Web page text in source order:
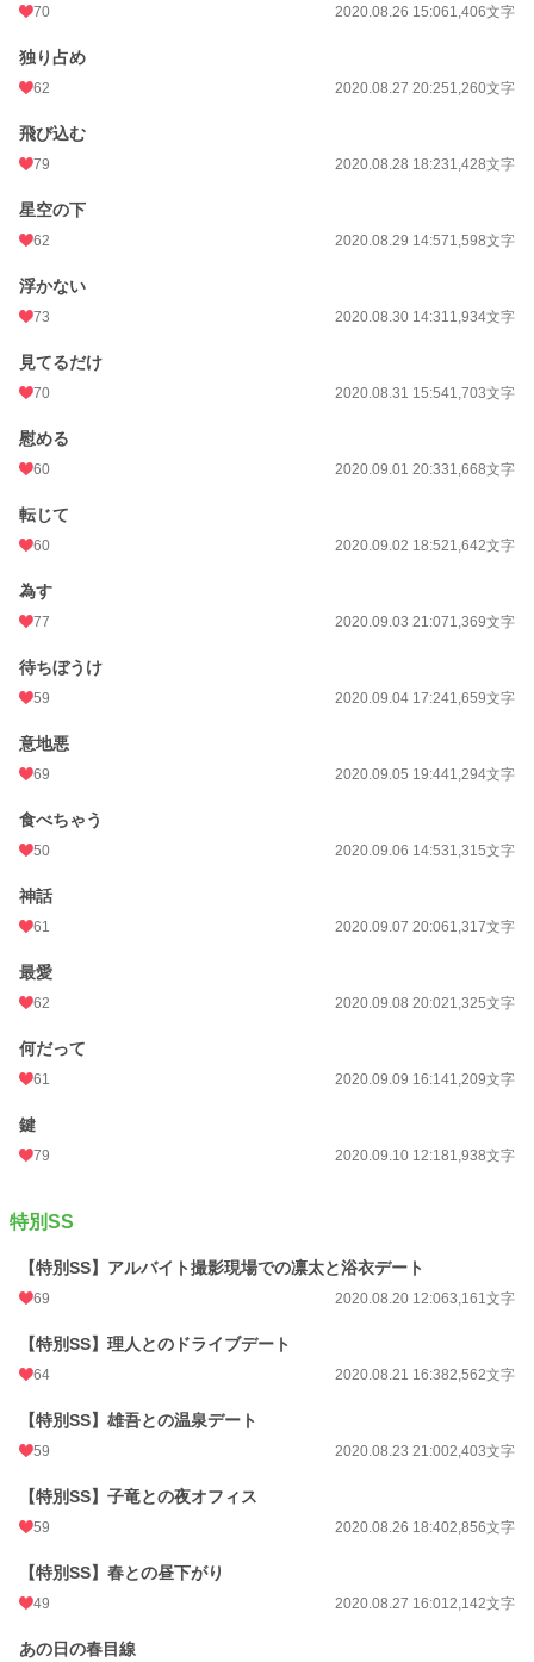
70 2020.08.26 15:061,406文字
独り占め
62 2020.08.27 20:251,260文字
飛び込む
79 2020.08.28 18:231,428文字
星空の下
62 2020.08.29 14:571,598文字
浮かない
73 2020.08.30 14:311,934文字
見てるだけ
70 2020.08.31 15:541,703文字
慰める
60 2020.09.01 20:331,668文字
転じて
60 2020.09.02 18:521,642文字
為す
77 2020.09.03 21:071,369文字
待ちぼうけ
59 2020.09.04 17:241,659文字
意地悪
69 2020.09.05 19:441,294文字
食べちゃう
50 2020.09.06 14:531,315文字
神話
61 2020.09.07 20:061,317文字
最愛
62 2020.09.08 20:021,325文字
何だって
61 2020.09.09 16:141,209文字
鍵
79 2020.09.10 12:181,938文字
特別SS
【特別SS】アルバイト撮影現場での凛太と浴衣デート
69 2020.08.20 12:063,161文字
【特別SS】理人とのドライブデート
64 2020.08.21 16:382,562文字
【特別SS】雄吾との温泉デート
59 2020.08.23 21:002,403文字
【特別SS】子竜との夜オフィス
59 2020.08.26 18:402,856文字
【特別SS】春との昼下がり
49 2020.08.27 16:012,142文字
あの日の春目線